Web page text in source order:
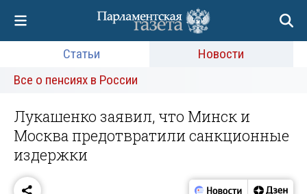
Статьи
Новости
Все о пенсиях в России
Лукашенко заявил, что Минск и
Москва предотвратили санкционные
издержки